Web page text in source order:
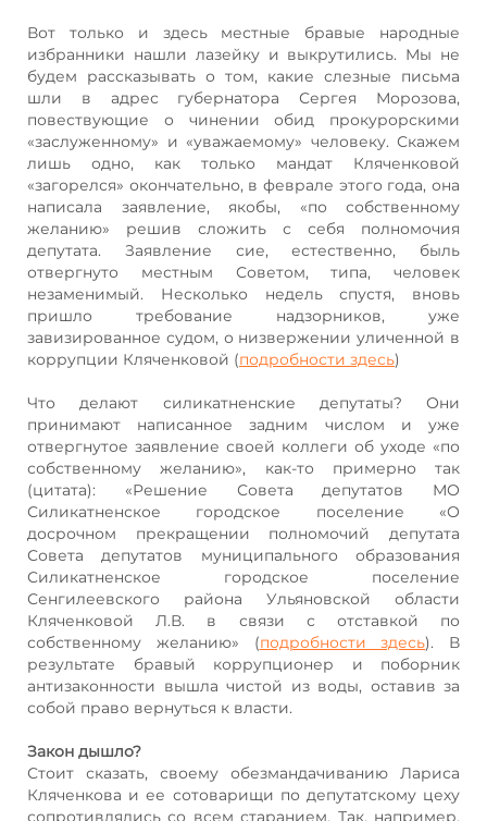
Вот только и здесь местные бравые народные
избранники нашли лазейку и выкрутились. Мы не
будем рассказывать о том, какие слезные письма
шли в адрес губернатора Сергея Морозова,
повествующие о чинении обид прокурорскими
«заслуженному» и «уважаемому» человеку. Скажем
лишь одно, как только мандат Кляченковой
«загорелся» окончательно, в феврале этого года, она
написала заявление, якобы, «по собственному
желанию» решив сложить с себя полномочия
депутата. Заявление сие, естественно, быль
отвергнуто местным Советом, типа, человек
незаменимый. Несколько недель спустя, вновь
пришло требование надзорников, уже
завизированное судом, о низвержении уличенной в
коррупции Кляченковой (подробности здесь)
Что делают силикатненские депутаты? Они
принимают написанное задним числом и уже
отвергнутое заявление своей коллеги об уходе «по
собственному желанию», как-то примерно так
(цитата): «Решение Совета депутатов МО
Силикатненское городское поселение «О
досрочном прекращении полномочий депутата
Совета депутатов муниципального образования
Силикатненское городское поселение
Сенгилеевского района Ульяновской области
Кляченковой Л.В. в связи с отставкой по
собственному желанию» (подробности здесь). В
результате бравый коррупционер и поборник
антизаконности вышла чистой из воды, оставив за
собой право вернуться к власти.
Закон дышло?
Стоит сказать, своему обезмандачиванию Лариса
Кляченкова и ее сотоварищи по депутатскому цеху
сопротивлялись со всем старанием. Так, например,